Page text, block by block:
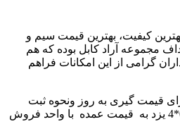
کیفیت، بهترین قیمت سیم و
مجموعه آراد کابل بوده که هم
گرامی از این امکانات فراهم
قیمت گیری به روز ونحوه ثبت
سفارش خرید کابل افشان 6*4 یزد به قیمت عمده با واحد فروش